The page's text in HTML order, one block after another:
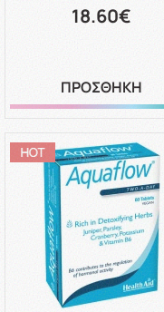
18.60€
ΠΡΟΣΘΗΚΗ